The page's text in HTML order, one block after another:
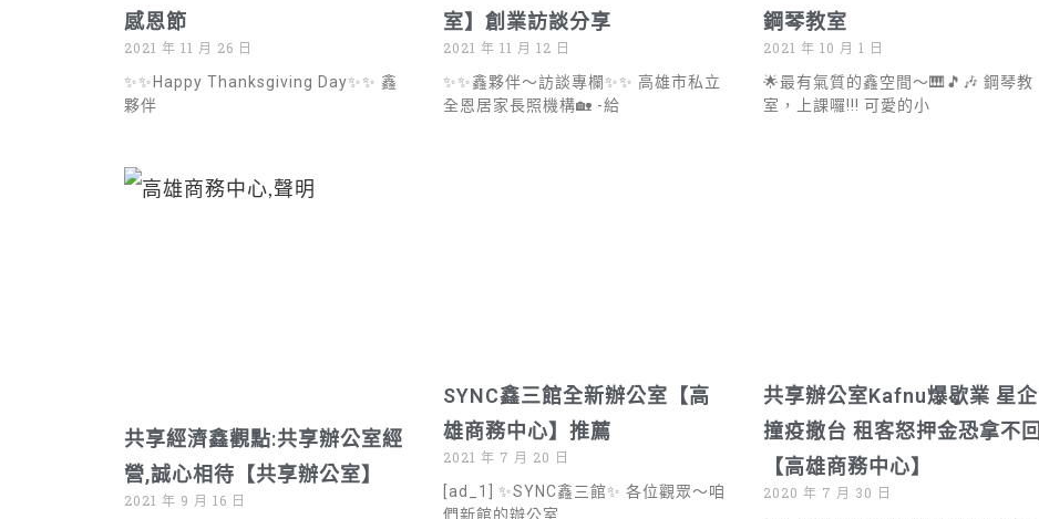
感恩節
2021 年 11 月 26 日
✨✨Happy Thanksgiving Day✨✨ 鑫
夥伴
室】創業訪談分享
2021 年 11 月 12 日
✨✨鑫夥伴～訪談專欄✨✨ 高雄市私立
全恩居家長照機構🏡 -給
鋼琴教室
2021 年 10 月 1 日
🌟最有氣質的鑫空間～🎹🎵🎶 鋼琴教
室，上課囉!!! 可愛的小
共享經濟鑫觀點:共享辦公室經
營,誠心相待【共享辦公室】
2021 年 9 月 16 日
SYNC鑫三館全新辦公室【高
雄商務中心】推薦
2021 年 7 月 20 日
[ad_1] ✨SYNC鑫三館✨ 各位觀眾～咱
們新館的辦公室
共享辦公室Kafnu爆歇業 星企
撞疫撤台 租客怒押金恐拿不回
【高雄商務中心】
2020 年 7 月 30 日